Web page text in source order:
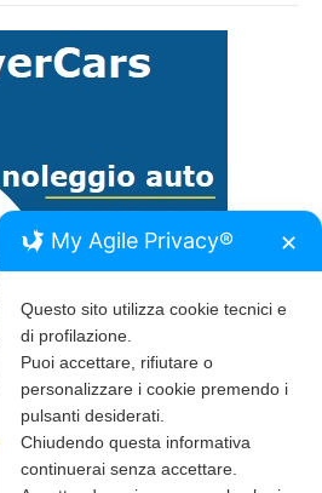
My Agile Privacy® ✕
Questo sito utilizza cookie tecnici e
di profilazione.
Puoi accettare, rifiutare o
personalizzare i cookie premendo i
pulsanti desiderati.
Chiudendo questa informativa
continuerai senza accettare.